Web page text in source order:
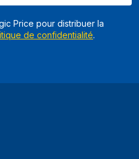
Price pour distribuer la
de confidentialité.